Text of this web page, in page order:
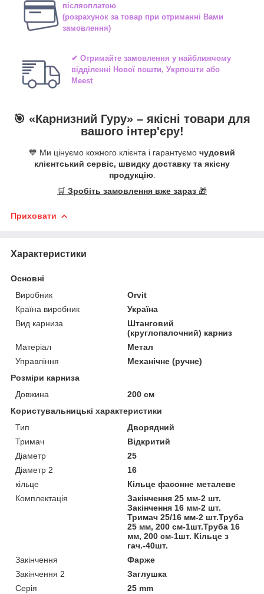
післяоплатою
(розрахунок за товар при отриманні Вами
замовлення)
✔ Отримайте замовлення у найближчому
відділенні Нової пошти, Укрпошти або
Meest
🎯 «Карнизний Гуру» – якісні товари для
вашого інтер'єру!
💙 Ми цінуємо кожного клієнта і гарантуємо чудовий
клієнтський сервіс, швидку доставку та якісну
продукцію.
🛒 Зробіть замовлення вже зараз 🎁
Приховати
Характеристики
Основні
Виробник
Orvit
Країна виробник
Україна
Вид карниза
Штанговий
(круглопалочний) карниз
Матеріал
Метал
Управління
Механічне (ручне)
Розміри карниза
Довжина
200 см
Користувальницькі характеристики
Тип
Дворядний
Тримач
Відкритий
Діаметр
25
Діаметр 2
16
кільце
Кільце фасонне металеве
Комплектація
Закінчення 25 мм-2 шт.
Закінчення 16 мм-2 шт.
Тримач 25/16 мм-2 шт.Труба
25 мм, 200 см-1шт.Труба 16
мм, 200 см-1шт. Кільце з
гач.-40шт.
Закінчення
Фарже
Закінчення 2
Заглушка
Серія
25 mm